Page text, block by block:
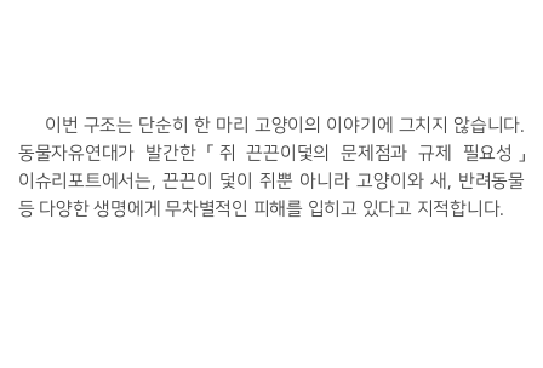
이번 구조는 단순히 한 마리 고양이의 이야기에 그치지 않습니다.
동물자유연대가 발간한 「쥐 끈끈이덫의 문제점과 규제 필요성」
이슈리포트에서는, 끈끈이 덫이 쥐뿐 아니라 고양이와 새, 반려동물
등 다양한 생명에게 무차별적인 피해를 입히고 있다고 지적합니다.